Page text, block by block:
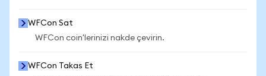
WFCon Sat
WFCon coin'lerinizi nakde çevirin.
WFCon Takas Et